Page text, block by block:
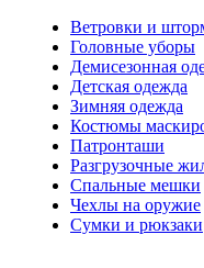
Ветровки и
Головные уборы
Демисезонная
Детская одежда
Зимняя одежда
Костюмы
Патронташи
Разгрузочные
Спальные мешки
Чехлы на оружие
Сумки и рюкзаки